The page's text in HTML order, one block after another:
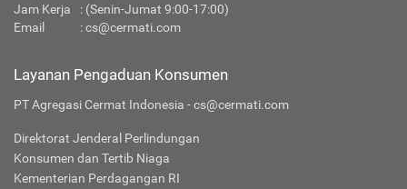
Jam Kerja
: (Senin-Jumat 9:00-17:00)
Email
:cs@cermati.com
Layanan Pengaduan Konsumen
PT Agregasi Cermat Indonesia - cs@cermati.com
Direktorat Jenderal Perlindungan
Konsumen dan Tertib Niaga
Kementerian Perdagangan RI